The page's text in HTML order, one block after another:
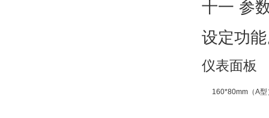
十一 参
设定功
仪表面板
160*80mm（A型